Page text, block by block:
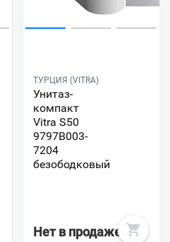
ТУРЦИЯ (VITRA)
Унитаз-
компакт
Vitra S50
9797B003-
7204
безободковый
Нет в продаже